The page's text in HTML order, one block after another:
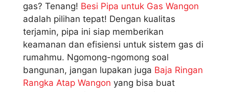
gas? Tenang! Besi Pipa untuk Gas Wangon
adalah pilihan tepat! Dengan kualitas
terjamin, pipa ini siap memberikan
keamanan dan efisiensi untuk sistem gas di
rumahmu. Ngomong-ngomong soal
bangunan, jangan lupakan juga Baja Ringan
Rangka Atap Wangon yang bisa buat